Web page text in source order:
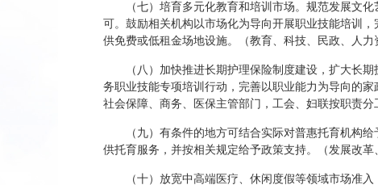
（七）培育多元化教育和培训市场。规范发展文
可。鼓励相关机构以市场化为导向开展职业技能培训
供免费或低租金场地设施。（教育、科技、民政、人
（八）加快推进长期护理保险制度建设，扩大长
务职业技能专项培训行动，完善以职业能力为导向的
社会保障、商务、医保主管部门，工会、妇联按职责分
（九）有条件的地方可结合实际对普惠托育机构
供托育服务，并按相关规定给予政策支持。（发展改
（十）放宽中高端医疗、休闲度假等领域市场准